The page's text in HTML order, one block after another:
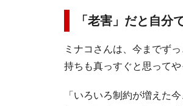
「老害」だと自分
ミナコさんは、今までず
持ちも真っすぐと思ってや
「いろいろ制約が増えた